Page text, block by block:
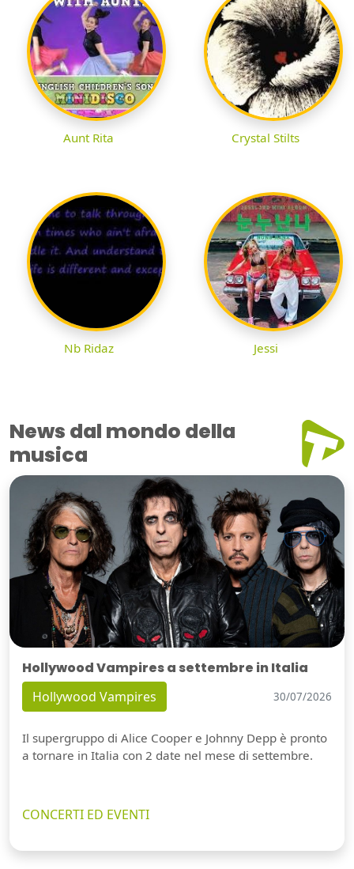
Aunt Rita Crystal Stilts
Nb Ridaz Jessi
News dal mondo della
musica
Hollywood Vampires a settembre in Italia
Hollywood Vampires 30/07/2026
Il supergruppo di Alice Cooper e Johnny Depp è pronto
a tornare in Italia con 2 date nel mese di settembre.
CONCERTI ED EVENTI